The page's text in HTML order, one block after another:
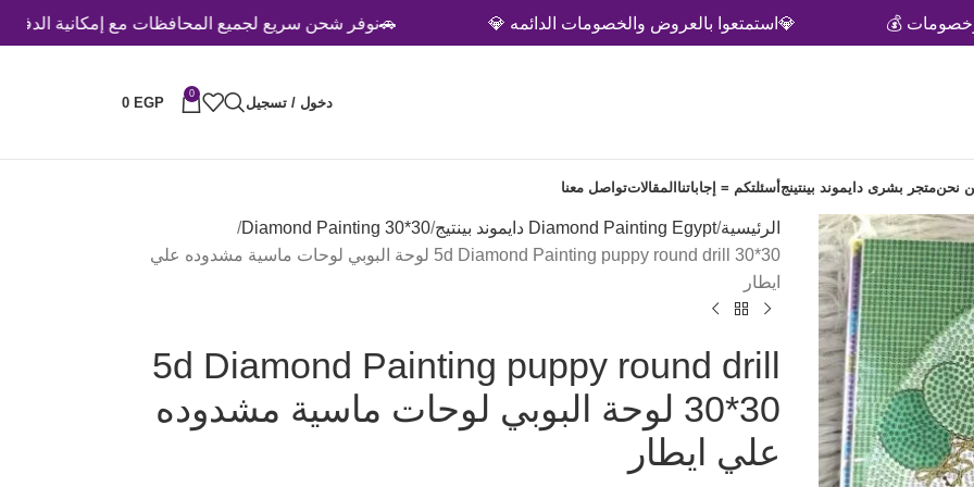
🚗نوفر شحن سريع لجميع المحافظات مع إمكانية الدفع عند 💎استمتعوا بالعروض والخصومات الدائمه 💎 💰
دخول / تسجيل
0
0 EGP
نحنمتجر بشرى دايموند بينتينجأسئلتكم = إجاباتناالمقالاتتواصل معنا
الرئيسية Diamond Painting Egypt دايموند بينتيج
Diamond Painting 30*30
5d Diamond Painting puppy round drill 30*30 لوحة البوبي لوحات ماسية مشدوده علي
ايطار
5d Diamond Painting puppy round drill
30*30 لوحة البوبي لوحات ماسية مشدوده
علي ايطار